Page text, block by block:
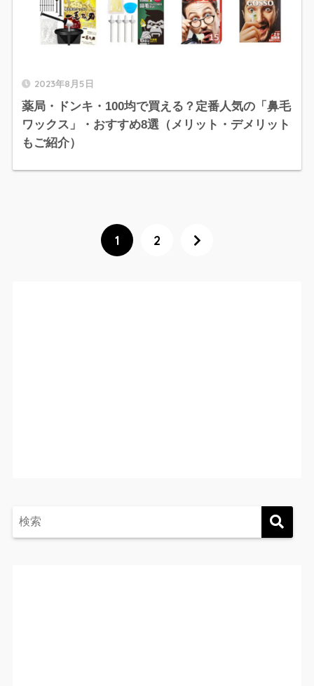
2023年8月5日
薬局・ドンキ・100均で買える？定番人気の「鼻毛
ワックス」・おすすめ8選（メリット・デメリット
もご紹介）
1 2